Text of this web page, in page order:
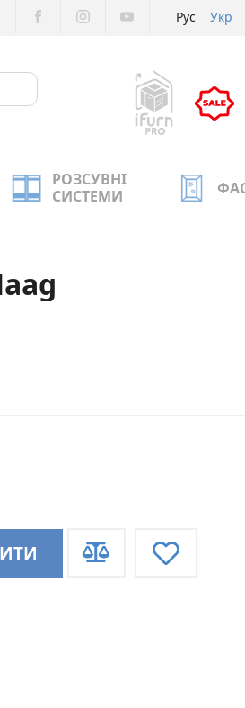
Рус Укр
РОЗСУВНІ
СИСТЕМИ